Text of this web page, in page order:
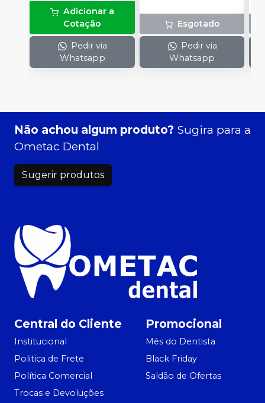
Adicionar a
Cotação
Pedir via
Whatsapp
Esgotado
Pedir via
Whatsapp
Não achou algum produto? Sugira para a
Ometac Dental
Sugerir produtos
Central do Cliente
Institucional
Politica de Frete
Política Comercial
Trocas e Devoluções
Promocional
Mês do Dentista
Black Friday
Saldão de Ofertas